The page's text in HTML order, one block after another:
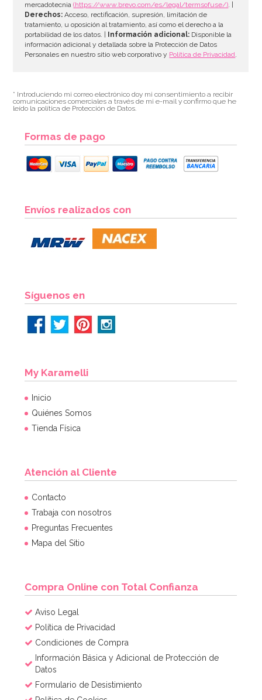
mercadotecnia(https://www.brevo.com/es/legal/termsofuse/). |
Derechos: Acceso, rectificación, supresión, limitación de
tratamiento, u oposición al tratamiento, así como el derecho a la
portabilidad de los datos. |
Información adicional: Disponible la
información adicional y detallada sobre la Protección de Datos
Personales en nuestro sitio web corporativo y Política de Privacidad.
* Introduciendo mi correo electrónico doy mi consentimiento a recibir
comunicaciones comerciales a través de mi e-mail y confirmo que he
leído la política de Protección de Datos.
Formas de pago
Envíos realizados con
Síguenos en
My Karamelli
Inicio
Quiénes Somos
Tienda Física
Atención al Cliente
Contacto
Trabaja con nosotros
Preguntas Frecuentes
Mapa del Sitio
Compra Online con Total Confianza
Aviso Legal
Política de Privacidad
Condiciones de Compra
Información Básica y Adicional de Protección de
Datos
Formulario de Desistimiento